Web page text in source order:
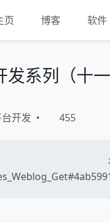
页 博客 软件
发系列（十
开发 • 455